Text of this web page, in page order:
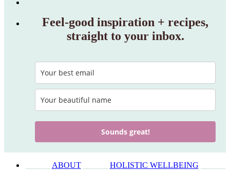
Feel‑good inspiration + recipes,
straight to your inbox.
Sounds great!
ABOUT______ HOLISTIC WELLBEING